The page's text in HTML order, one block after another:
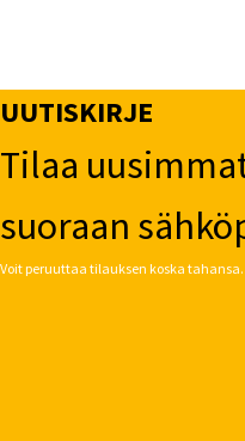
UUTISKIRJE
Tilaa
suoraan
Voit peruuttaa tilauksen koska tahansa.